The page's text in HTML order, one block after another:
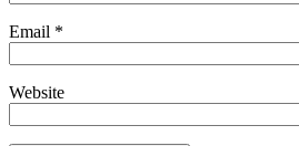
Email *
Website